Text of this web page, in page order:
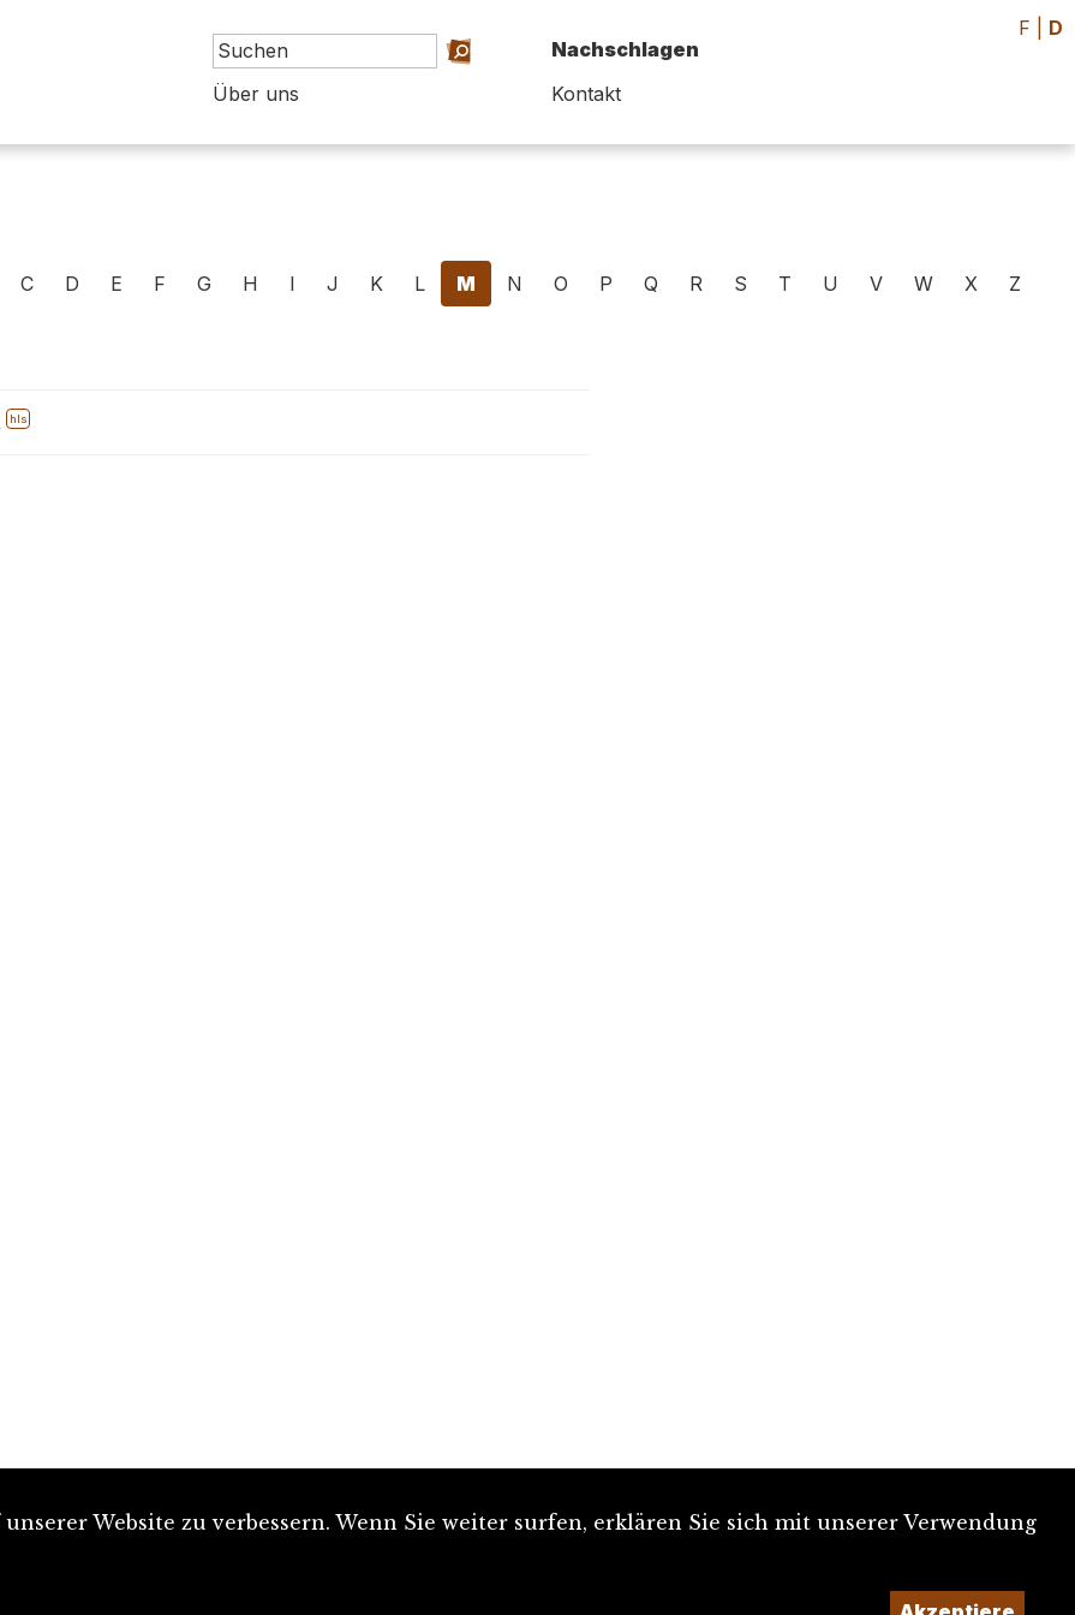
Nachschlagen
Über uns Kontakt
F D
C D E F G H I J K L M N O P Q R S T U V W X Z
hls
Website zu verbessern. Wenn Sie weiter surfen, erklären Sie sich mit unserer Verwendung